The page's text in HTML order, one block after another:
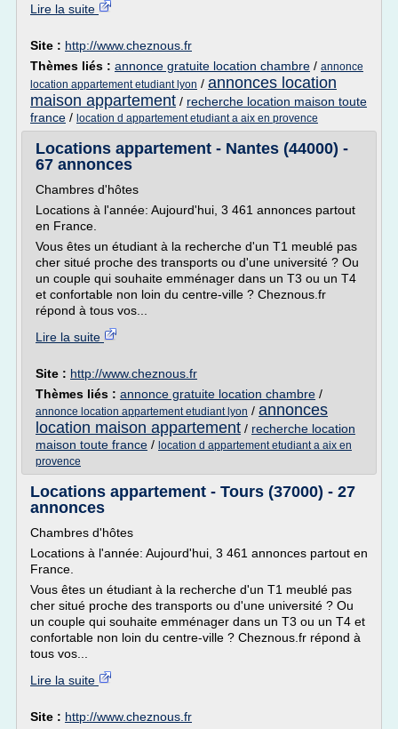
Lire la suite
Site : http://www.cheznous.fr
Thèmes liés : annonce gratuite location chambre / annonce
location appartement etudiant lyon / annonces location
maison appartement / recherche location maison toute
france / location d appartement etudiant a aix en provence
Locations appartement - Nantes (44000) -
67 annonces
Chambres d'hôtes
Locations à l'année: Aujourd'hui, 3 461 annonces partout
en France.
Vous êtes un étudiant à la recherche d'un T1 meublé pas
cher situé proche des transports ou d'une université ? Ou
un couple qui souhaite emménager dans un T3 ou un T4
et confortable non loin du centre-ville ? Cheznous.fr
répond à tous vos...
Lire la suite
Site : http://www.cheznous.fr
Thèmes liés : annonce gratuite location chambre /
annonce location appartement etudiant lyon / annonces
location maison appartement / recherche location
maison toute france / location d appartement etudiant a aix en
provence
Locations appartement - Tours (37000) - 27
annonces
Chambres d'hôtes
Locations à l'année: Aujourd'hui, 3 461 annonces partout en
France.
Vous êtes un étudiant à la recherche d'un T1 meublé pas
cher situé proche des transports ou d'une université ? Ou
un couple qui souhaite emménager dans un T3 ou un T4 et
confortable non loin du centre-ville ? Cheznous.fr répond à
tous vos...
Lire la suite
Site : http://www.cheznous.fr